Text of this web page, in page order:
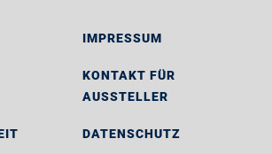
IMPRESSUM
KONTAKT FÜR
AUSSTELLER
DATENSCHUTZ